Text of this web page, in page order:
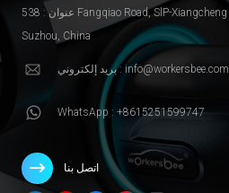
لساعات. سبب نجاح هذه
الطريقة بسيط. الشحن
عندما تكون البطارية
منخفضة إلى متوسطة
الشحن. قرب أعلى
شحنة، تُبطئ السيارة
الطاقة لحماية البطارية.
هذه النسبة القليلة
عنوان : 538 Fangqiao Road, SlP-Xiangcheng Cooperative Zone, Xiangcheng,
Suzhou, China
بريد إلكتروني : info@workersbee.com
WhatsApp : +8615251599747
اتصل بنا